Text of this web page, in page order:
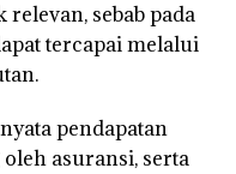
sebab pada
tercapai melalui
pendapatan
asuransi, serta